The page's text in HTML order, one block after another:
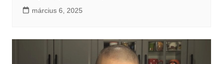
március 6, 2025